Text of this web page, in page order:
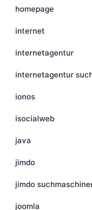
homepage
internet
internetagentur
internetagentur
ionos
isocialweb
java
jimdo
jimdo
joomla